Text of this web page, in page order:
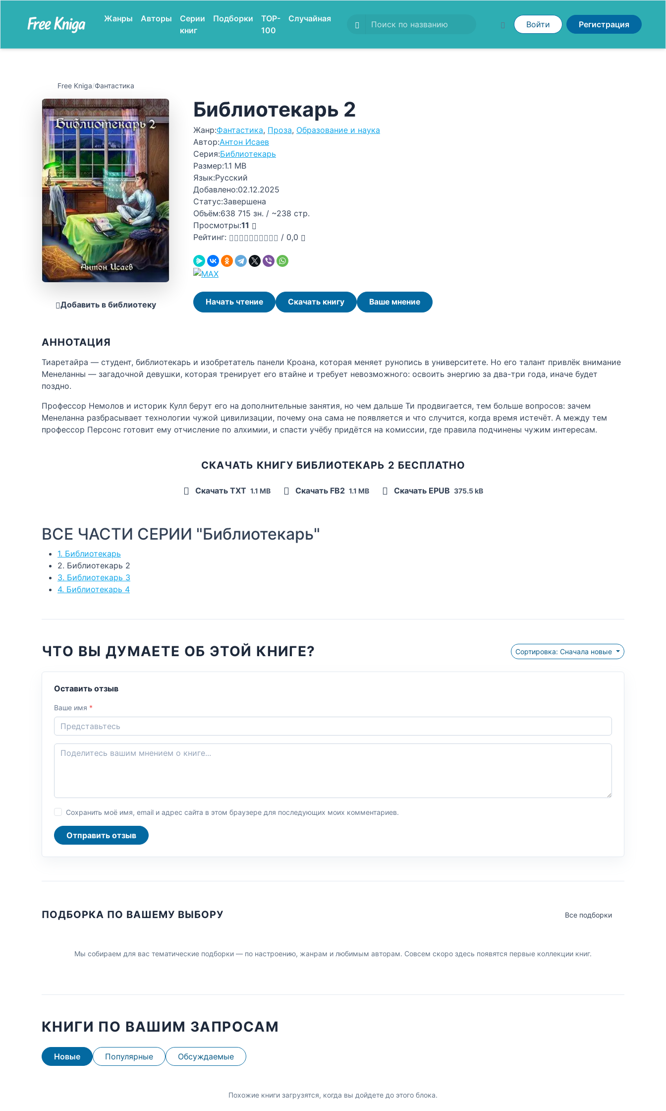
Жанры Авторы
Серии
книг
Подборки
TOP-
100
Случайная
Войти Регистрация
Free Kniga/Фантастика
Добавить в библиотеку
Библиотекарь 2
Жанр:Фантастика, Проза, Образование и наука
Автор:Антон Исаев
Серия:Библиотекарь
Размер:1.1 MB
Язык:Русский
Добавлено:02.12.2025
Статус:Завершена
Объём:638 715 зн. / ~238 стр.
Просмотры:11
Рейтинг:
/ 0,0
Начать чтение Скачать книгу Ваше мнение
АННОТАЦИЯ
Тиаретайра — студент, библиотекарь и изобретатель панели Кроана, которая меняет рунопись в университете. Но его талант привлёк внимание
Менеланны — загадочной девушки, которая тренирует его втайне и требует невозможного: освоить энергию за два-три года, иначе будет
поздно.
Профессор Немолов и историк Кулл берут его на дополнительные занятия, но чем дальше Ти продвигается, тем больше вопросов: зачем
Менеланна разбрасывает технологии чужой цивилизации, почему она сама не появляется и что случится, когда время истечёт. А между тем
профессор Персонс готовит ему отчисление по алхимии, и спасти учёбу придётся на комиссии, где правила подчинены чужим интересам.
СКАЧАТЬ КНИГУ БИБЛИОТЕКАРЬ 2 БЕСПЛАТНО
Скачать TXT 1.1 MB Скачать FB2 1.1 MB Скачать EPUB 375.5 kB
ВСЕ ЧАСТИ СЕРИИ "Библиотекарь"
1. Библиотекарь
2. Библиотекарь 2
3. Библиотекарь 3
4. Библиотекарь 4
ЧТО ВЫ ДУМАЕТЕ ОБ ЭТОЙ КНИГЕ? Сортировка: Сначала новые
Оставить отзыв
Ваше имя *
Сохранить моё имя, email и адрес сайта в этом браузере для последующих моих комментариев.
Отправить отзыв
ПОДБОРКА ПО ВАШЕМУ ВЫБОРУ Все подборки
Мы собираем для вас тематические подборки — по настроению, жанрам и любимым авторам. Совсем скоро здесь появятся первые коллекции книг.
КНИГИ ПО ВАШИМ ЗАПРОСАМ
Новые Популярные Обсуждаемые
Похожие книги загрузятся, когда вы дойдете до этого блока.